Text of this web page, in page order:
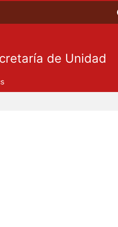
de Unidad